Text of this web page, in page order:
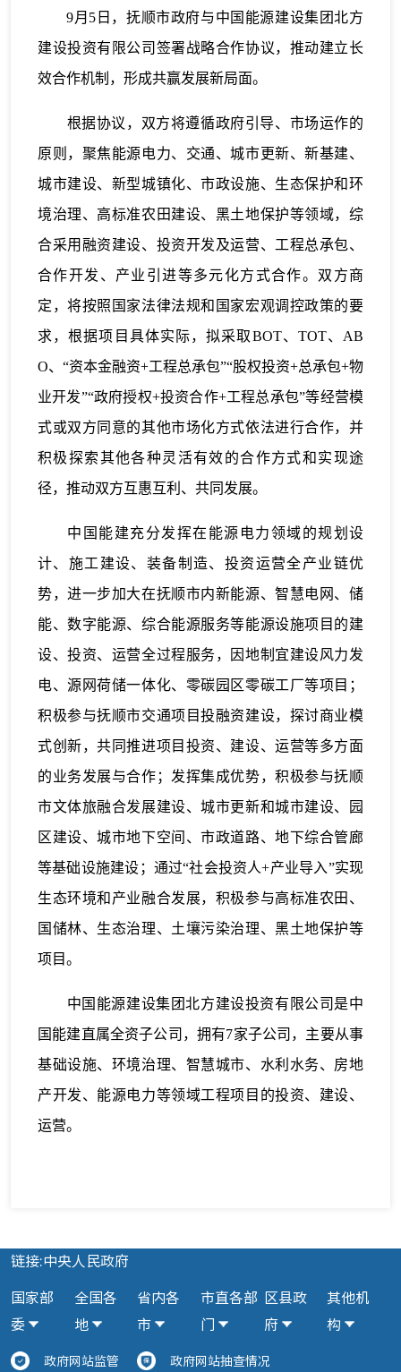
9月5日，抚顺市政府与中国能源建设集团北方
建设投资有限公司签署战略合作协议，推动建立长
效合作机制，形成共赢发展新局面。
根据协议，双方将遵循政府引导、市场运作的
原则，聚焦能源电力、交通、城市更新、新基建、
城市建设、新型城镇化、市政设施、生态保护和环
境治理、高标准农田建设、黑土地保护等领域，综
合采用融资建设、投资开发及运营、工程总承包、
合作开发、产业引进等多元化方式合作。双方商
定，将按照国家法律法规和国家宏观调控政策的要
求，根据项目具体实际，拟采取BOT、TOT、AB
O、“资本金融资+工程总承包”“股权投资+总承包+物
业开发”“政府授权+投资合作+工程总承包”等经营模
式或双方同意的其他市场化方式依法进行合作，并
积极探索其他各种灵活有效的合作方式和实现途
径，推动双方互惠互利、共同发展。
中国能建充分发挥在能源电力领域的规划设
计、施工建设、装备制造、投资运营全产业链优
势，进一步加大在抚顺市内新能源、智慧电网、储
能、数字能源、综合能源服务等能源设施项目的建
设、投资、运营全过程服务，因地制宜建设风力发
电、源网荷储一体化、零碳园区零碳工厂等项目；
积极参与抚顺市交通项目投融资建设，探讨商业模
式创新，共同推进项目投资、建设、运营等多方面
的业务发展与合作；发挥集成优势，积极参与抚顺
市文体旅融合发展建设、城市更新和城市建设、园
区建设、城市地下空间、市政道路、地下综合管廊
等基础设施建设；通过“社会投资人+产业导入”实现
生态环境和产业融合发展，积极参与高标准农田、
国储林、生态治理、土壤污染治理、黑土地保护等
项目。
中国能源建设集团北方建设投资有限公司是中
国能建直属全资子公司，拥有7家子公司，主要从事
基础设施、环境治理、智慧城市、水利水务、房地
产开发、能源电力等领域工程项目的投资、建设、
运营。
链接:中央人民政府
国家部
委
全国各
地
省内各
市
市直各部
门
区县政
府
其他机
构
政府网站监管 政府网站抽查情况